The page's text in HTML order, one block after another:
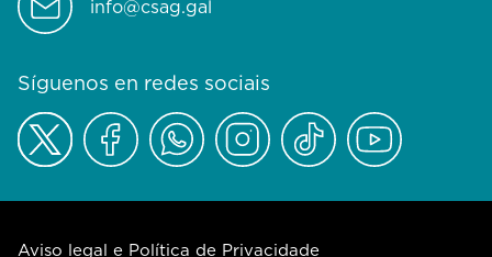
info@csag.gal
Síguenos en redes sociais
Aviso legal e Política de Privacidade